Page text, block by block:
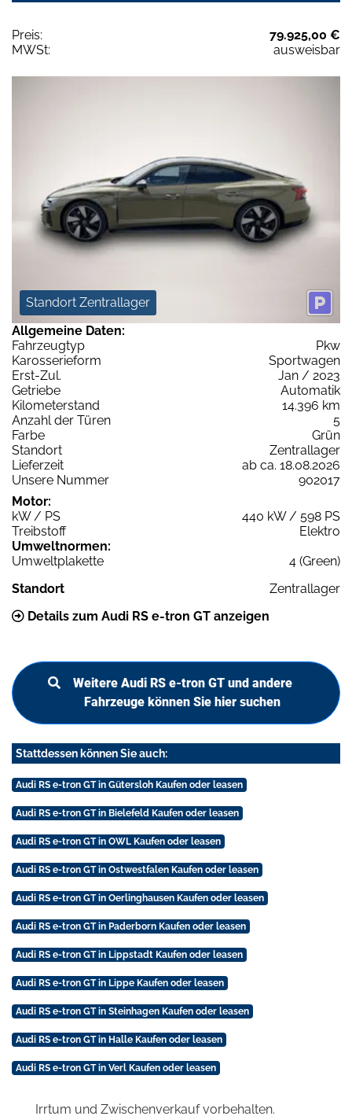
Preis:
79.925,00 €
MWSt:
ausweisbar
Standort Zentrallager
Allgemeine Daten:
Fahrzeugtyp
Pkw
Karosserieform
Sportwagen
Erst-Zul.
Jan / 2023
Getriebe
Automatik
Kilometerstand
14.396 km
Anzahl der Türen
5
Farbe
Grün
Standort
Zentrallager
Lieferzeit
ab ca. 18.08.2026
Unsere Nummer
902017
Motor:
kW / PS
440 kW / 598 PS
Treibstoff
Elektro
Umweltnormen:
Umweltplakette
4 (Green)
Standort
Zentrallager
Details zum Audi RS e-tron GT anzeigen
Weitere Audi RS e-tron GT und andere
Fahrzeuge können Sie hier suchen
Stattdessen können Sie auch:
Audi RS e-tron GT in Gütersloh Kaufen oder leasen
Audi RS e-tron GT in Bielefeld Kaufen oder leasen
Audi RS e-tron GT in OWL Kaufen oder leasen
Audi RS e-tron GT in Ostwestfalen Kaufen oder leasen
Audi RS e-tron GT in Oerlinghausen Kaufen oder leasen
Audi RS e-tron GT in Paderborn Kaufen oder leasen
Audi RS e-tron GT in Lippstadt Kaufen oder leasen
Audi RS e-tron GT in Lippe Kaufen oder leasen
Audi RS e-tron GT in Steinhagen Kaufen oder leasen
Audi RS e-tron GT in Halle Kaufen oder leasen
Audi RS e-tron GT in Verl Kaufen oder leasen
Irrtum und Zwischenverkauf vorbehalten.